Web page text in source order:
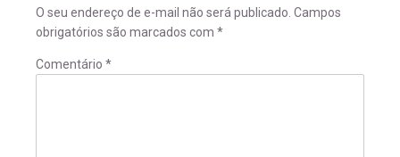
O seu endereço de e-mail não será publicado. Campos
obrigatórios são marcados com *
Comentário *